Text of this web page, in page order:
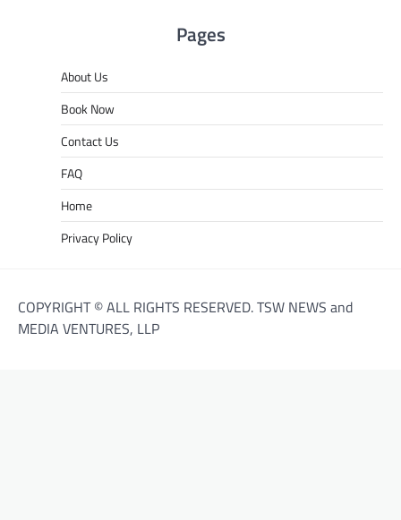
Pages
About Us
Book Now
Contact Us
FAQ
Home
Privacy Policy
COPYRIGHT © ALL RIGHTS RESERVED. TSW NEWS and
MEDIA VENTURES, LLP